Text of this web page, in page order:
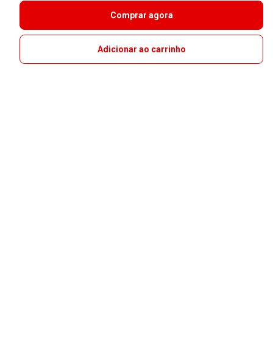
Comprar agora
Adicionar ao carrinho